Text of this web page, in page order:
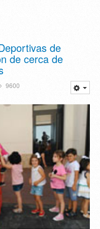
de
de cerca de
9600